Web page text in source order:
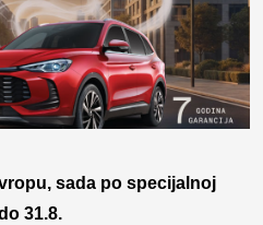
sada po specijalnoj
31.8.